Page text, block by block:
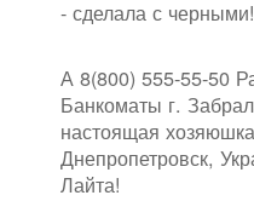
- сделала с черными!
А 8(800) 555-55-50
Банкоматы г.
настоящая
Днепропетровск,
Лайта!